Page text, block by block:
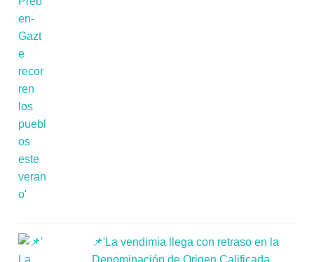
📌'La vendimia llega con retraso en la
Denominación de Origen Calificada